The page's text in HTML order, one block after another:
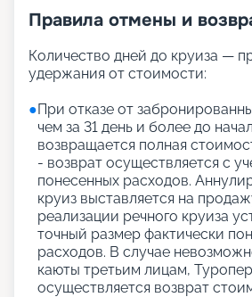
Правила отмены и
Количество дней до круиза —
удержания от стоимости:
●При отказе от
чем за 31 день и более до
возвращается полная
- возврат осуществляется с
понесенных расходов.
круиз выставляется на
реализации речного круиза
точный размер фактически
расходов. В случае
каюты третьим лицам,
осуществляется возврат